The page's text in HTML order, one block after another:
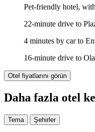
Pet-friendly hotel,
22-minute drive to
4 minutes by car to
16-minute drive to
Otel fiyatlarını görün
Daha fazla otel
Tema Şehirler